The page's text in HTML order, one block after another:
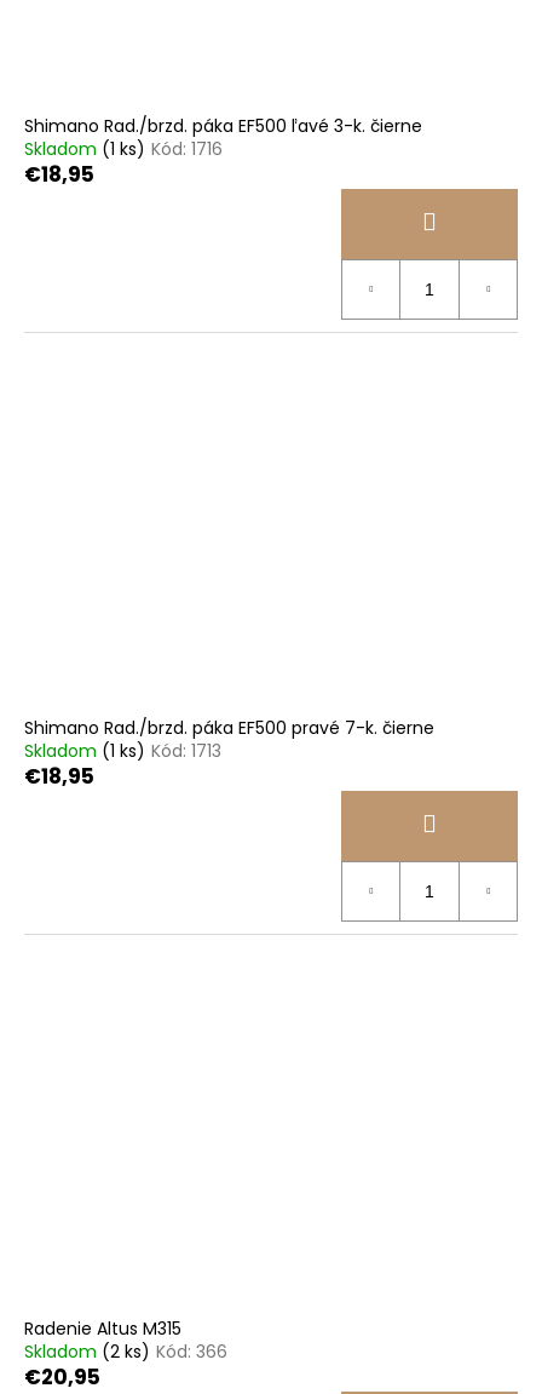
Shimano Rad./brzd. páka EF500 ľavé 3-k. čierne
Skladom (1 ks) Kód: 1716
€18,95
Shimano Rad./brzd. páka EF500 pravé 7-k. čierne
Skladom (1 ks) Kód: 1713
€18,95
Radenie Altus M315
Skladom (2 ks) Kód: 366
€20,95